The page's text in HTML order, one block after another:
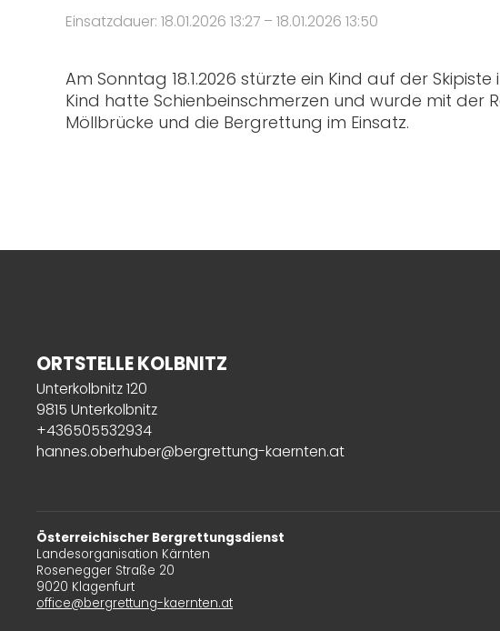
Einsatzdauer: 18.01.2026 13:27 – 18.01.2026 13:50
Am Sonntag 18.1.2026 stürzte ein Kind auf der
Kind hatte Schienbeinschmerzen und wurde mit der
Möllbrücke und die Bergrettung im Einsatz.
ORTSTELLE KOLBNITZ
Unterkolbnitz 120
9815 Unterkolbnitz
+436505532934
hannes.oberhuber@bergrettung-kaernten.at
Österreichischer Bergrettungsdienst
Landesorganisation Kärnten
Rosenegger Straße 20
9020 Klagenfurt
office@bergrettung-kaernten.at